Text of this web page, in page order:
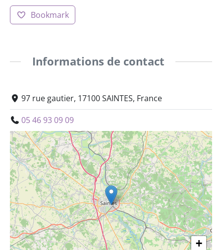
Bookmark
Informations de contact
97 rue gautier, 17100 SAINTES, France
05 46 93 09 09
+